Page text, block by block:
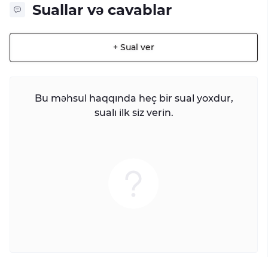
Suallar və cavablar
+ Sual ver
Bu məhsul haqqında heç bir sual yoxdur,
sualı ilk siz verin.